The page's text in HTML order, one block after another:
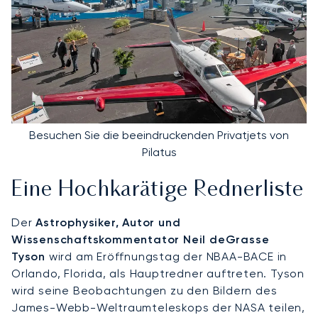
Besuchen Sie die beeindruckenden Privatjets von
Pilatus
Eine Hochkarätige Rednerliste
DerAstrophysiker, Autor und
Wissenschaftskommentator Neil deGrasse
Tyson wird am Eröffnungstag der NBAA-BACE in
Orlando, Florida, als Hauptredner auftreten. Tyson
wird seine Beobachtungen zu den Bildern des
James-Webb-Weltraumteleskops der NASA teilen,